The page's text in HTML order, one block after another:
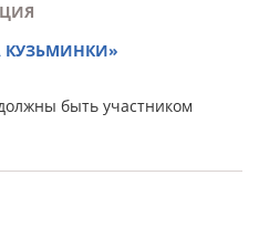
быть участником